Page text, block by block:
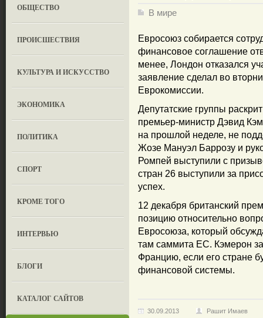
ОБЩЕСТВО
ПРОИСШЕСТВИЯ
КУЛЬТУРА И ИСКУССТВО
ЭКОНОМИКА
ПОЛИТИКА
СПОРТ
КРОМЕ ТОГО
ИНТЕРВЬЮ
БЛОГИ
КАТАЛОГ САЙТОВ
В мире
Евросоюз собирается
финансовое соглашение
менее, Лондон отказался
заявление сделал во
Еврокомиссии.
Депутатские группы
премьер-министр Дэвид
на прошлой неделе, не
Жозе Мануэл Баррозу и
Ромпей выступили с
стран 26 выступили за
успех.
12 декабря британский
позицию относительно
Евросоюза, который
там саммита ЕС. Кэмерон
Францию, если его стране
финансовой системы.
30.09.2013 Рашит Имаев